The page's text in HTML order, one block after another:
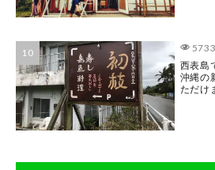
西表島
沖縄の
ただけ